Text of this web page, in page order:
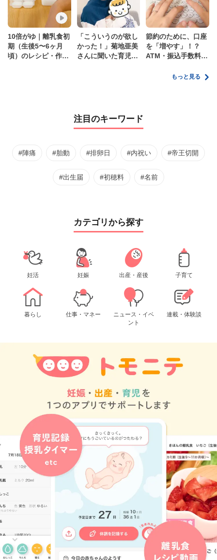
10倍がゆ｜離乳食初
期（生後5〜6ヶ月
頃）のレシピ・作り
「こういうのが欲し
かった！」菊地亜美
さんに聞いた育児
節約のために、口座
を「増やす」！？
ATM・振込手数料の
家計管理術もっと見る
注目のキーワード
#陣痛 #胎動 #排卵日 #内祝い #帝王切開
#出生届 #初穂料 #名前
カテゴリから探す
妊活 妊娠 出産・産後 子育て
暮らし 仕事・マネー
ニュース・イベ
ント
連載・体験談